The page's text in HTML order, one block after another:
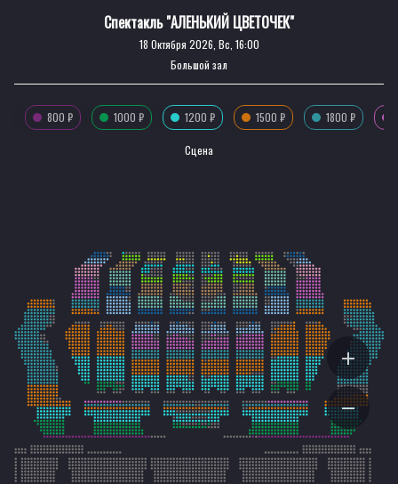
Спектакль "АЛЕНЬКИЙ ЦВЕТОЧЕК"
18 Октября 2026, Вс, 16:00
Большой зал
800 ₽ 1000 ₽ 1200 ₽ 1500 ₽ 1800 ₽
Сцена